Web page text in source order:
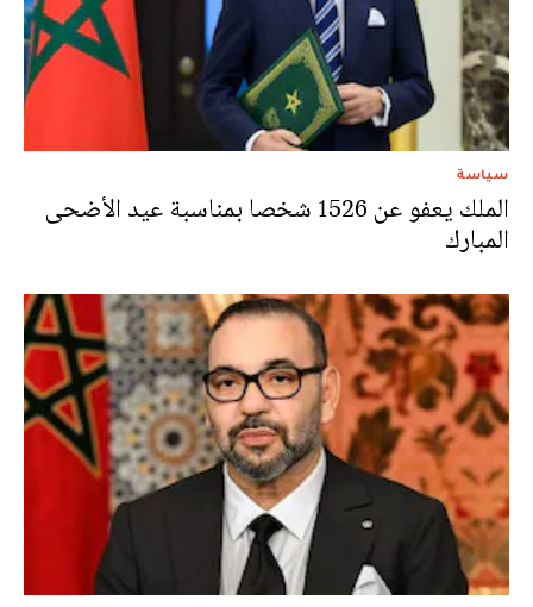
سياسة
الملك يعفو عن 1526 شخصا بمناسبة عيد الأضحى
المبارك